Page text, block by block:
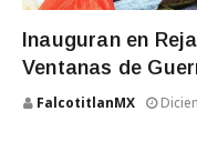
Inauguran en
Ventanas de
FalcotitlanMX